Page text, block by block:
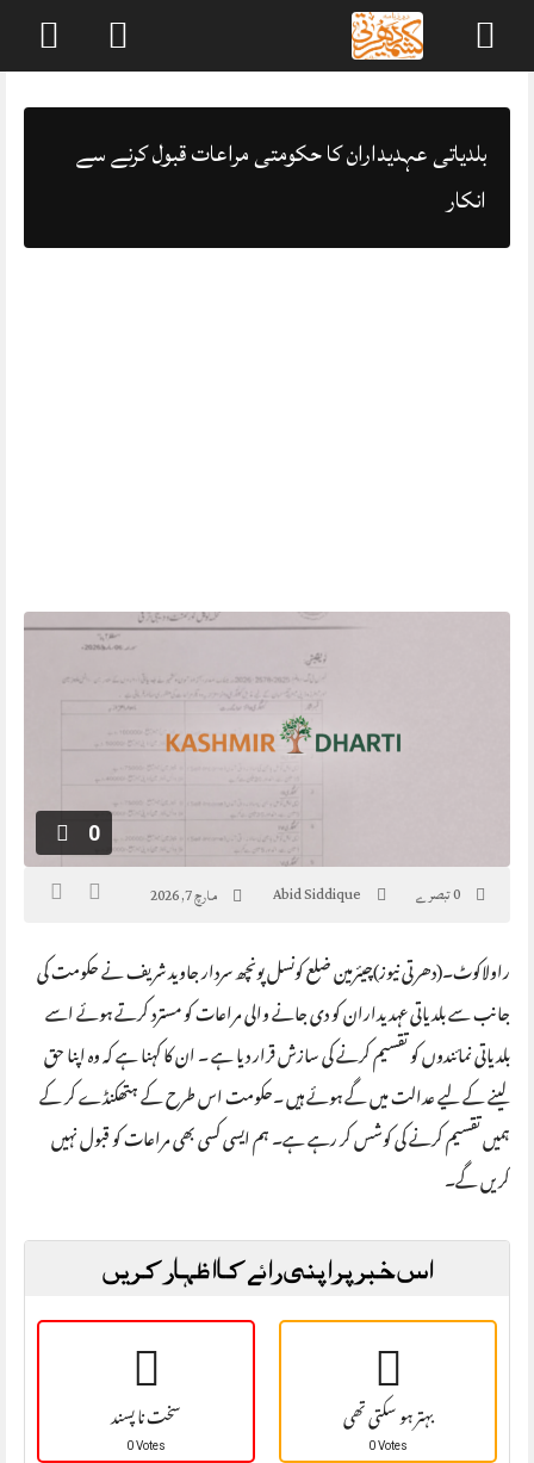
Skip
content
بلدیاتی عہدیداران کا حکومتی مراعات قبول کرنے سے
انکار
0
Abid Siddique مارچ 7, 2026
راولاکوٹ۔(دھرتی نیوز)چیئرمین ضلع کونسل پونچھ سردار جاوید شریف نے حکومت کی
جانب سے بلدیاتی عہدیداران کو دی جانے والی مراعات کو مسترد کرتے ہوئے اسے
بلدیاتی نمائندوں کو تقسیم کرنے کی سازش قرار دیا ہے ۔ ان کا کہنا ہے کہ وہ اپنا حق
لینے کے لیے عدالت میں گے ہوئے ہیں ۔حکومت اس طرح کے ہتھکنڈے کر کے
ہمیں تقسیم کرنے کی کوشس کر رہے ہے۔ ہم ایسی کسی بھی مراعات کو قبول نہیں
کریں گے۔
اس خبر پر اپنی رائے کا اظہار کریں
سخت نا پسند
0 Votes بہتر ہو سکتی تھی
0 Votes